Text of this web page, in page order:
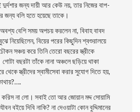
জন্য দায়ী আর কেউ নয়, তার নিজের বাপ-
জন্য বলি হতে হয়েছে তাকে।
অবশ্য বেশি সময় অপচয় করলেন না, বিবাহ বাবদ
নিয়েছিলেন, বিয়ের পরের কিছুদিন শ্বশুরালয়ে
সঞ্চয় করে তিনি তেরাে বছরের স্ত্রীকে
বছরটা তাঁকে নানা অঞ্চলে ছড়িয়ে থাকা
স্ত্রীদের স্বামীসেবা করার সুযােগ দিতে হয়,
না লাে। সবাই তাে আর জোয়ান মদ্দ সােয়ামি
বইয়ে দিবি নাকি? না দেওয়াটা কোন বুদ্দিমানের